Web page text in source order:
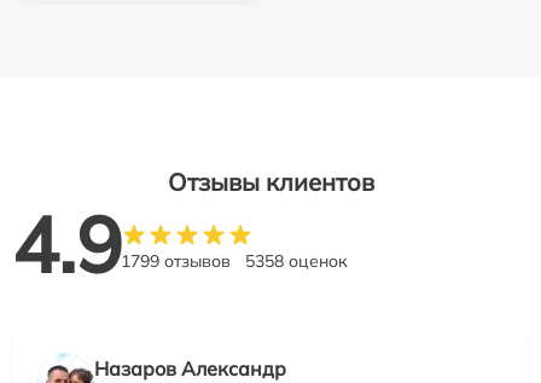
Отзывы клиентов
4.91799 отзывов 5358 оценок
Назаров Александр